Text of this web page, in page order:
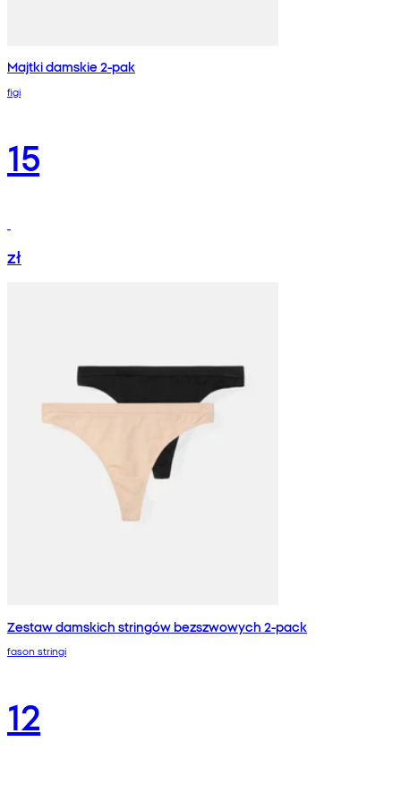
Majtki damskie 2-pak
figi
15
zł
Zestaw damskich stringów bezszwowych 2-pack
fason stringi
12